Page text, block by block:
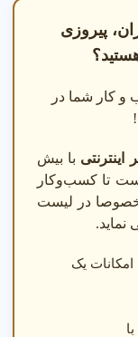
پیروزی
و کار شما در
اینترنتی با بیش
است تا کسب‌وکار
خصوصا در لیست
نماید.
یک